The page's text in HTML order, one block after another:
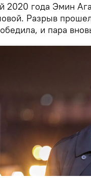
2020 года Эмин
Разрыв
и пара